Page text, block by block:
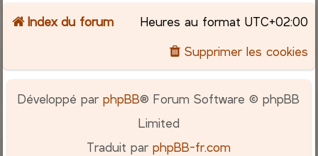
Index du forum Heures au format UTC+02:00
Supprimer les cookies
Développé parphpBB® Forum Software © phpBB
Limited
Traduit parphpBB-fr.com